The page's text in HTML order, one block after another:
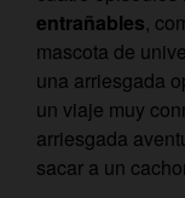
entrañables,
mascota de
una arriesgada
un viaje muy
arriesgada
sacar a un